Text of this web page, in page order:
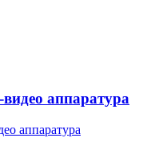
аппаратура